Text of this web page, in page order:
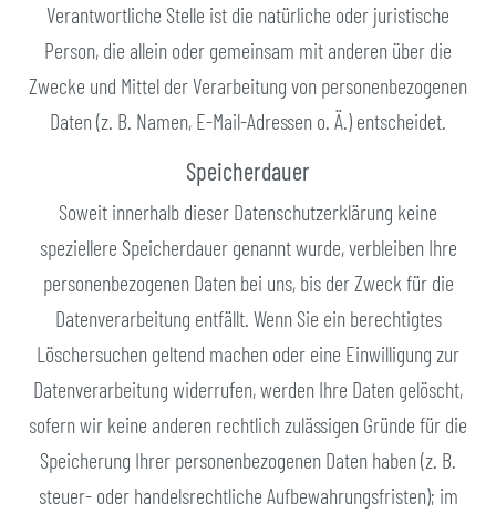
Verantwortliche Stelle ist die natürliche oder juristische
Person, die allein oder gemeinsam mit anderen über die
Zwecke und Mittel der Verarbeitung von personenbezogenen
Daten (z. B. Namen, E-Mail-Adressen o. Ä.) entscheidet.
Speicherdauer
Soweit innerhalb dieser Datenschutzerklärung keine
speziellere Speicherdauer genannt wurde, verbleiben Ihre
personenbezogenen Daten bei uns, bis der Zweck für die
Datenverarbeitung entfällt. Wenn Sie ein berechtigtes
Löschersuchen geltend machen oder eine Einwilligung zur
Datenverarbeitung widerrufen, werden Ihre Daten gelöscht,
sofern wir keine anderen rechtlich zulässigen Gründe für die
Speicherung Ihrer personenbezogenen Daten haben (z. B.
steuer- oder handelsrechtliche Aufbewahrungsfristen); im